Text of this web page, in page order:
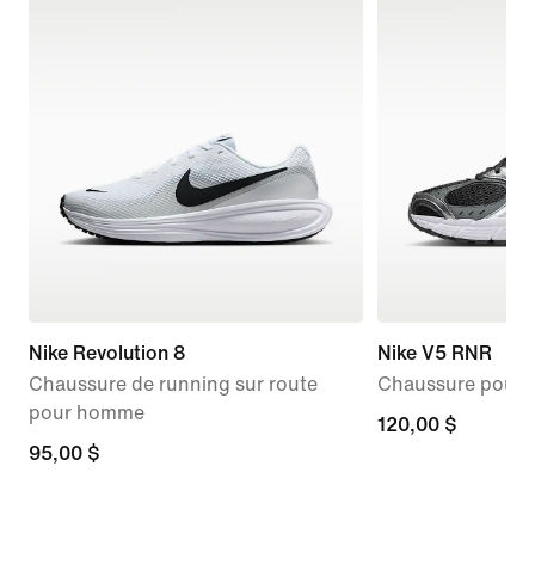
Nike Revolution 8
Chaussure de running sur route
pour homme
95,00 $
95,00 $
Nike V5 RNR
Chaussure pour
120,00 $
120,00 $